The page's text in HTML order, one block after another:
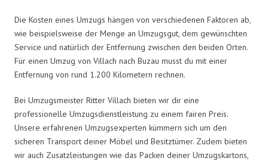
Die Kosten eines Umzugs hängen von verschiedenen Faktoren ab,
wie beispielsweise der Menge an Umzugsgut, dem gewünschten
Service und natürlich der Entfernung zwischen den beiden Orten.
Für einen Umzug von Villach nach Buzau musst du mit einer
Entfernung von rund 1.200 Kilometern rechnen.
Bei Umzugsmeister Ritter Villach bieten wir dir eine
professionelle Umzugsdienstleistung zu einem fairen Preis.
Unsere erfahrenen Umzugsexperten kümmern sich um den
sicheren Transport deiner Möbel und Besitztümer. Zudem bieten
wir auch Zusatzleistungen wie das Packen deiner Umzugskartons,